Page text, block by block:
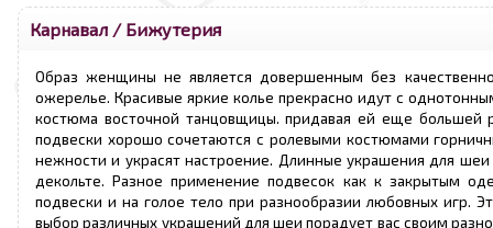
Карнавал / Бижутерия
Образ женщины не является довершенным без
ожерелье. Красивые яркие колье прекрасно идут с
костюма восточной танцовщицы. придавая ей еще большей
подвески хорошо сочетаются с ролевыми костюмами
нежности и украсят настроение. Длинные украшения для
декольте. Разное применение подвесок как к закрытым
подвески и на голое тело при разнообразии любовных игр.
выбор различных украшений для шеи порадует вас своим